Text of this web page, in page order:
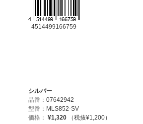
4514499166759
シルバー
品番： 07642942
型番： MLS852-SV
価格： ¥1,320 （税抜¥1,200）